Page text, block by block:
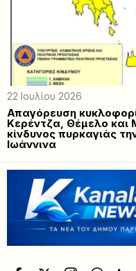
22 Ιουλίου 2026
Απαγόρευση
Κερέντζα, Θέμελο
κίνδυνος πυρκαγιάς
Ιωάννινα